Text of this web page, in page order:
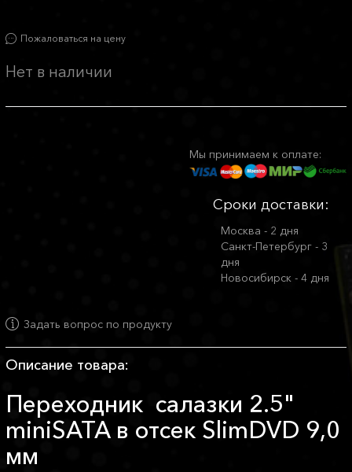
Пожаловаться на цену
Нет в наличии
Мы принимаем к оплате:
Сроки доставки:
Москва - 2 дня
Санкт-Петербург - 3
дня
Новосибирск - 4 дня
Задать вопрос по продукту
Описание товара:
Переходник салазки 2.5"
miniSATA в отсек SlimDVD 9,0
мм